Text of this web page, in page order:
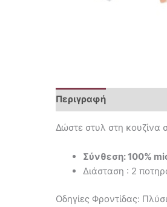
Περιγραφή
Δώστε στυλ στη κουζίνα
Σύνθεση: 100%
Διάσταση : 2
Οδηγίες Φροντίδας: